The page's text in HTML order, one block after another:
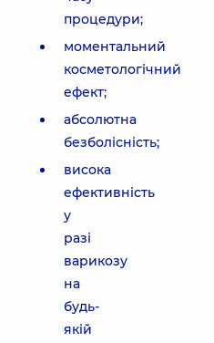
процедури;
моментальний
косметологічний
ефект;
абсолютна
безболісність;
висока
ефективність
у
разі
варикозу
на
будь-
якій